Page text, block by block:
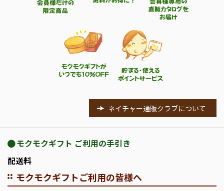
ネイチャー通販クラブについて
モクモクギフト ご利用の手引き
配送料
モクモクギフトご利用の皆様へ